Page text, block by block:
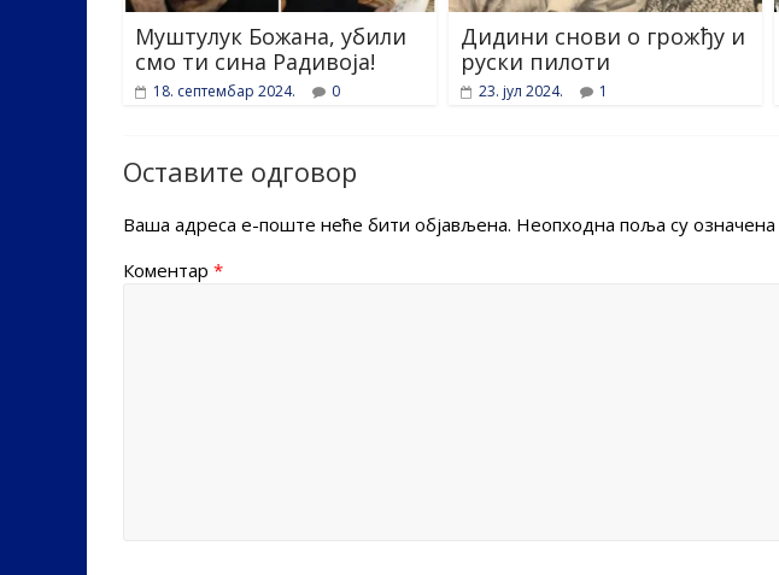
Муштулук Божана, убили
смо ти сина Радивоја!
18. септембар 2024. 0
Дидини снови о грожђу и
руски пилоти
23. јул 2024. 1
Оставите одговор
Ваша адреса е-поште неће бити објављена. Неопходна поља су означена
Коментар *